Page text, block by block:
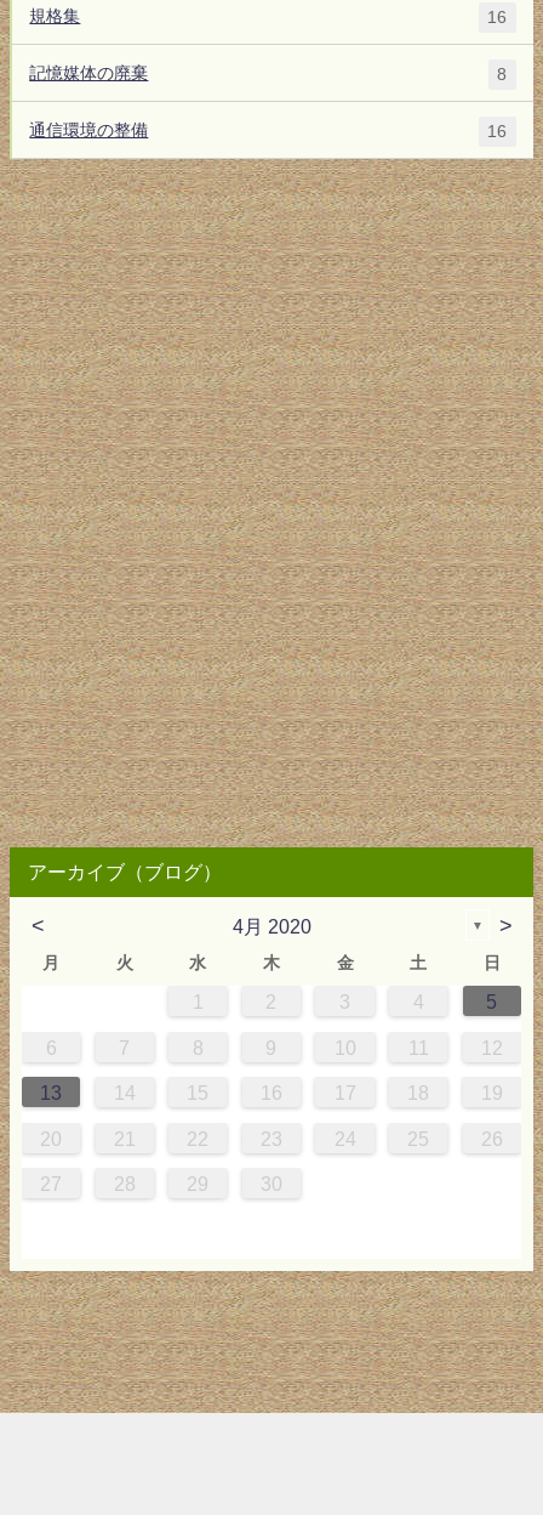
規格集 16
記憶媒体の廃棄 8
通信環境の整備 16
アーカイブ（ブログ）
< 4月 2020 ▼ >
月 火 水 木 金 土 日
1 2 3 4 5
6 7 8 9 10 11 12
13 14 15 16 17 18 19
20 21 22 23 24 25 26
27 28 29 30